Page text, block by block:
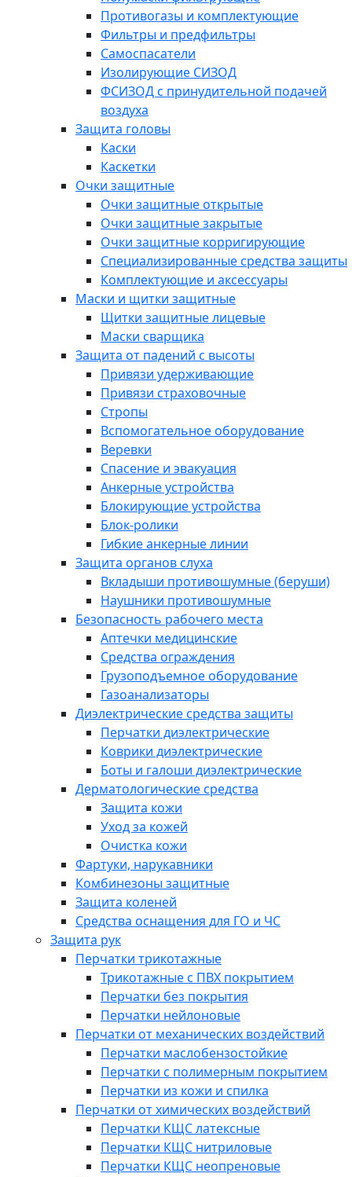
Противогазы и комплектующие
Фильтры и предфильтры
Самоспасатели
Изолирующие СИЗОД
ФСИЗОД с принудительной подачей
воздуха
Защита головы
Каски
Каскетки
Очки защитные
Очки защитные открытые
Очки защитные закрытые
Очки защитные корригирующие
Специализированные средства защиты
Комплектующие и аксессуары
Маски и щитки защитные
Щитки защитные лицевые
Маски сварщика
Защита от падений с высоты
Привязи удерживающие
Привязи страховочные
Стропы
Вспомогательное оборудование
Веревки
Спасение и эвакуация
Анкерные устройства
Блокирующие устройства
Блок-ролики
Гибкие анкерные линии
Защита органов слуха
Вкладыши противошумные (беруши)
Наушники противошумные
Безопасность рабочего места
Аптечки медицинские
Средства ограждения
Грузоподъемное оборудование
Газоанализаторы
Диэлектрические средства защиты
Перчатки диэлектрические
Коврики диэлектрические
Боты и галоши диэлектрические
Дерматологические средства
Защита кожи
Уход за кожей
Очистка кожи
Фартуки, нарукавники
Комбинезоны защитные
Защита коленей
Средства оснащения для ГО и ЧС
Защита рук
Перчатки трикотажные
Трикотажные с ПВХ покрытием
Перчатки без покрытия
Перчатки нейлоновые
Перчатки от механических воздействий
Перчатки маслобензостойкие
Перчатки с полимерным покрытием
Перчатки из кожи и спилка
Перчатки от химических воздействий
Перчатки КЩС латексные
Перчатки КЩС нитриловые
Перчатки КЩС неопреновые